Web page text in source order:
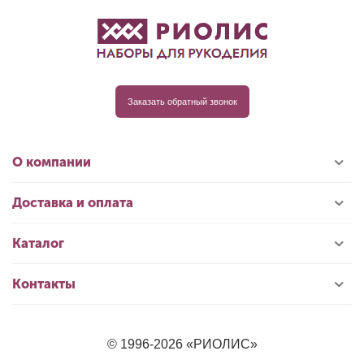
Заказать обратный звонок
О компании
Доставка и оплата
Каталог
Контакты
© 1996-2026 «РИОЛИС»